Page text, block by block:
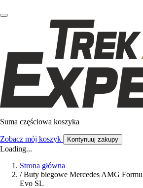
Suma częściowa koszyka
Zobacz mój koszyk Kontynuuj zakupy
Loading...
Strona główna
/ Buty biegowe Mercedes AMG
Evo SL